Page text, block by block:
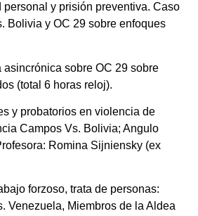
personal y prisión preventiva. Caso
Bolivia y OC 29 sobre enfoques
sobre OC 29 sobre
(total 6 horas reloj).
y probatorios en violencia de
Campos Vs. Bolivia; Angulo
Romina Sijniensky (ex
forzoso, trata de personas:
Venezuela, Miembros de la Aldea